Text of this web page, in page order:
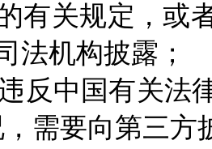
有关规定，或
法机构披露；
反中国有关法
需要向第三方